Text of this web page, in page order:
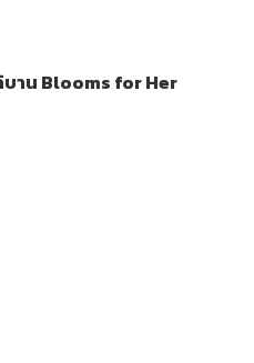
าน Blooms for Her